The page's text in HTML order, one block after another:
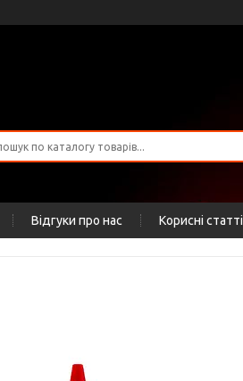
Відгуки про нас Корисні статті